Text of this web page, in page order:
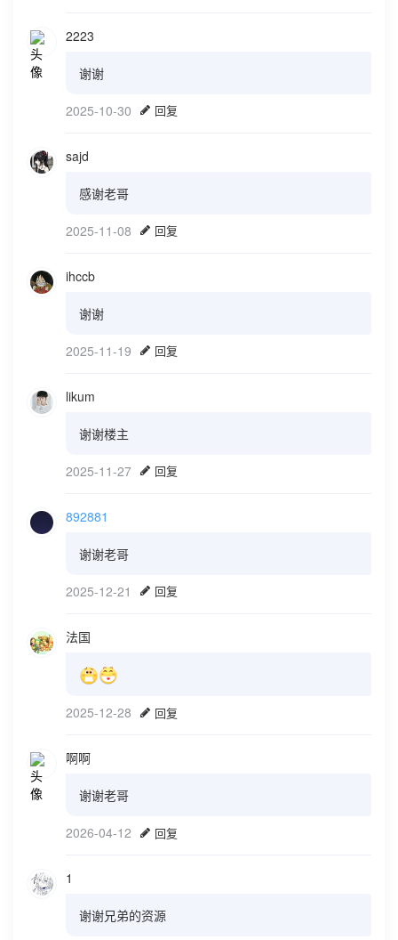
2223
谢谢
2025-10-30 回复
sajd
感谢老哥
2025-11-08 回复
ihccb
谢谢
2025-11-19 回复
likum
谢谢楼主
2025-11-27 回复
892881
谢谢老哥
2025-12-21 回复
法国
2025-12-28 回复
啊啊
谢谢老哥
2026-04-12 回复
1
谢谢兄弟的资源